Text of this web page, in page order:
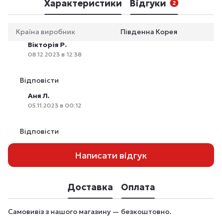
Характеристики Відгуки 2
Країна виробник
Південна Корея
Вікторія Р.
08.12.2023 в 12:38
Відповісти
Аня Л.
05.11.2023 в 00:12
Відповісти
Написати відгук
Доставка Оплата
Самовивіз з нашого магазину — безкоштовно.